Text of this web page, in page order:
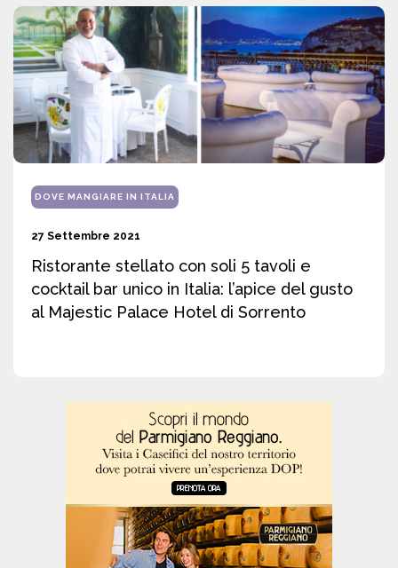
DOVE MANGIARE IN ITALIA
27 Settembre 2021
Ristorante stellato con soli 5 tavoli e
cocktail bar unico in Italia: l’apice del gusto
al Majestic Palace Hotel di Sorrento